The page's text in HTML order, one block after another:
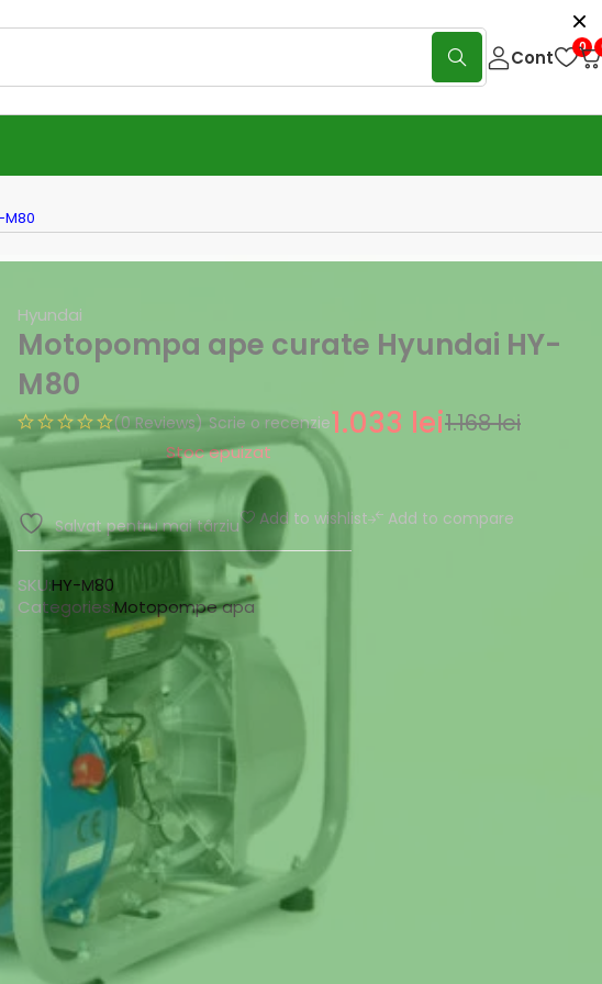
Cont 0
Hyundai
Motopompa ape curate Hyundai HY-
M80
(0 Reviews) Scrie o recenzie 1.168lei
1.033 lei
(Salvează135lei)Stoc epuizat
Salvat pentru mai târziu Add to wishlist Add to compare
SKU:HY-M80
Categories:Motopompe apa